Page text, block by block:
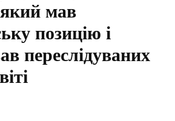
мав
позицію і
переслідуваних